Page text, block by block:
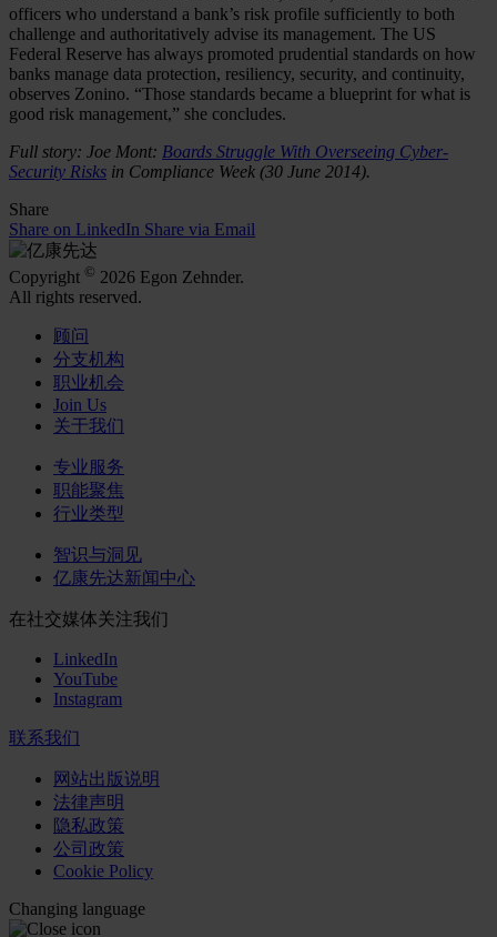
officers who understand a bank’s risk profile sufficiently to both
challenge and authoritatively advise its management. The US
Federal Reserve has always promoted prudential standards on how
banks manage data protection, resiliency, security, and continuity,
observes Zonino. “Those standards became a blueprint for what is
good risk management,” she concludes.
Full story: Joe Mont: Boards Struggle With Overseeing Cyber-
Security Risks in Compliance Week (30 June 2014).
Share
Share on LinkedIn Share via Email
Copyright © 2026 Egon Zehnder.
All rights reserved.
顾问
分支机构
职业机会
Join Us
关于我们
专业服务
职能聚焦
行业类型
智识与洞见
亿康先达新闻中心
在社交媒体关注我们
LinkedIn
YouTube
Instagram
联系我们
网站出版说明
法律声明
隐私政策
公司政策
Cookie Policy
Changing language